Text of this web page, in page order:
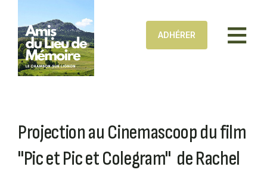
ADHÉRER
Projection au Cinemascoop du film
"Pic et Pic et Colegram" de Rachel